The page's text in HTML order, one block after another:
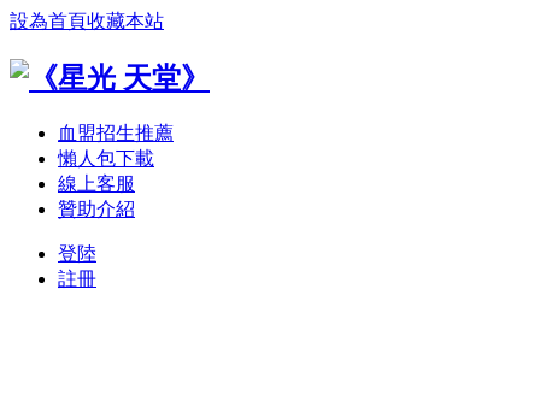
設為首頁收藏本站
血盟招生推薦
懶人包下載
線上客服
贊助介紹
登陸
註冊